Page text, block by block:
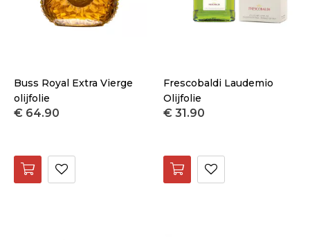
Buss Royal Extra Vierge
olijfolie
€ 64.90
Frescobaldi Laudemio
Olijfolie
€ 31.90